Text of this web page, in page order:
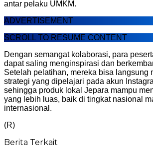
antar pelaku UMKM.
ADVERTISEMENT
SCROLL TO RESUME CONTENT
Dengan semangat kolaborasi, para
dapat saling menginspirasi dan
Setelah pelatihan, mereka bisa langsung
strategi yang dipelajari pada akun
sehingga produk lokal Jepara mampu
yang lebih luas, baik di tingkat nasional
internasional.
(R)
Berita Terkait